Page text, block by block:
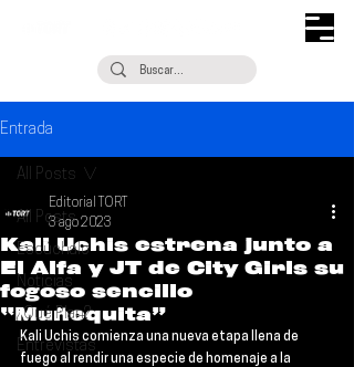
Entrada
All Posts
Escúchalo
Noticias
¿Qué Plan?
Entrevistas
All Posts
Kali Uchis estrena junto a
El Alfa y JT de City Girls su
fogoso sencillo
“Muñequita”
Editorial TORT
3 ago 2023
Kali Uchis comienza una nueva etapa llena de
fuego al rendir una especie de homenaje a la